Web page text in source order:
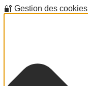
🔐 Gestion des cookies